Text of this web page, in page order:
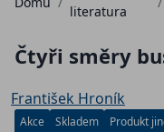
literatura
Čtyři směry
František Hroník
Akce Skladem Produkt